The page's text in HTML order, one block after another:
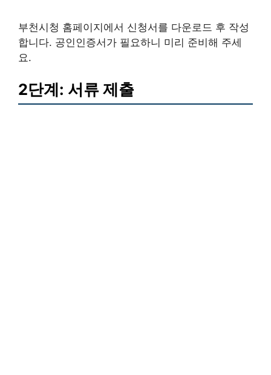
부천시청 홈페이지에서 신청서를 다운로드 후 작성
합니다. 공인인증서가 필요하니 미리 준비해 주세
요.
2단계: 서류 제출